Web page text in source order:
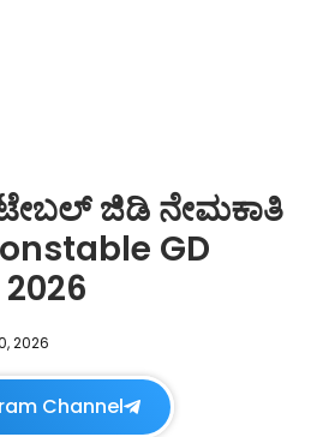
ಜಿಡಿ ನೇಮಕಾತಿ
GD
2026
Channel